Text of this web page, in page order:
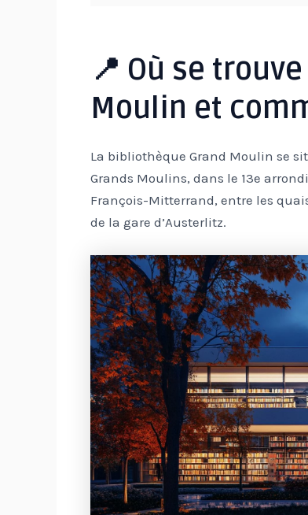
📍 Où se
Moulin et
La bibliothèque Grand Moulin se
Grands Moulins, dans le 13e
François-Mitterrand, entre les
de la gare d’Austerlitz.